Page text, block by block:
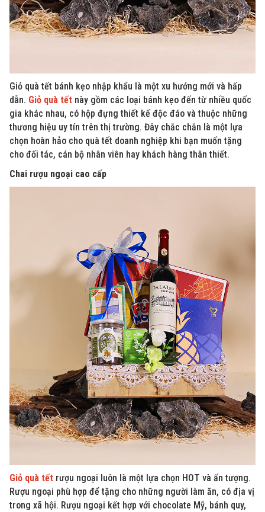
Giỏ quà tết bánh kẹo nhập khẩu là một xu hướng mới và hấp
dẫn. Giỏ quà tết này gồm các loại bánh kẹo đến từ nhiều quốc
gia khác nhau, có hộp đựng thiết kế độc đáo và thuộc những
thương hiệu uy tín trên thị trường. Đây chắc chắn là một lựa
chọn hoàn hảo cho quà tết doanh nghiệp khi bạn muốn tặng
cho đối tác, cán bộ nhân viên hay khách hàng thân thiết.
Chai rượu ngoại cao cấp
Giỏ quà tết rượu ngoại luôn là một lựa chọn HOT và ấn tượng.
Rượu ngoại phù hợp để tặng cho những người làm ăn, có địa vị
trong xã hội. Rượu ngoại kết hợp với chocolate Mỹ, bánh quy,